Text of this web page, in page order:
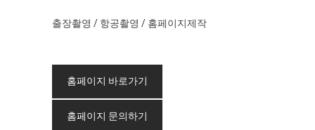
출장촬영 / 항공촬영 / 홈페이지제작
홈페이지 바로가기
홈페이지 문의하기